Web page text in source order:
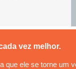
vez melhor.
que ele se torne um